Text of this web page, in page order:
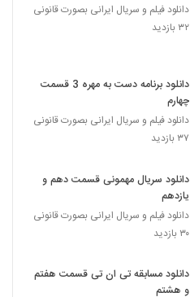
دانلود فیلم و سریال ایرانی بصورت قانونی
۳۲ بازدید
دانلود برنامه دست به مهره 3 قسمت
چهارم
دانلود فیلم و سریال ایرانی بصورت قانونی
۳۷ بازدید
دانلود سریال مهمونی قسمت دهم و
یازدهم
دانلود فیلم و سریال ایرانی بصورت قانونی
۳۰ بازدید
دانلود مسابقه تی ان تی قسمت هفتم
و هشتم